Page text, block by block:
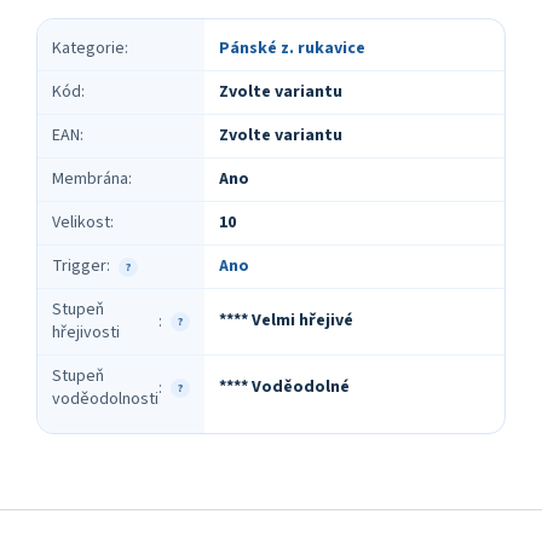
Kategorie:
Pánské z. rukavice
Kód:
Zvolte variantu
EAN:
Zvolte variantu
Membrána:
Ano
Velikost: 10
?
Trigger: Ano
?
Stupeň
hřejivosti
: **** Velmi hřejivé
?
Stupeň
voděodolnosti: **** Voděodolné